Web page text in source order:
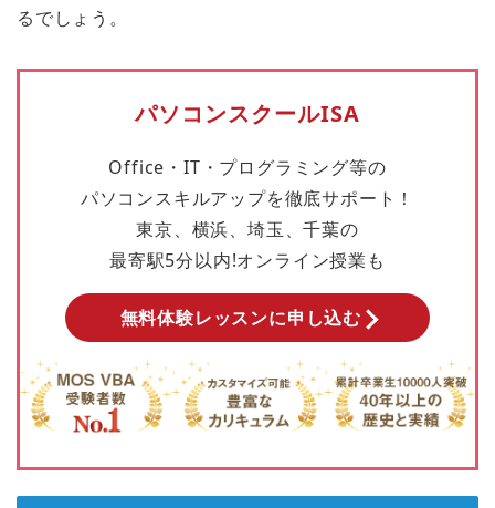
るでしょう。
パソコンスクールISA
Office・IT・プログラミング等の
パソコンスキルアップを徹底サポート！
東京、横浜、埼玉、千葉の
最寄駅5分以内!オンライン授業も
無料体験レッスンに申し込む